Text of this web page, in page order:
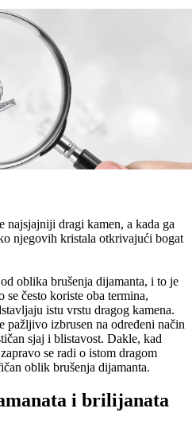
najsjajniji dragi kamen, a kada ga
njegovih kristala otkrivajući bogat
oblika brušenja dijamanta, i to je
često koriste oba termina,
istu vrstu dragog kamena.
izbrusen na određeni način
sjaj i blistavost. Dakle, kad
se radi o istom dragom
oblik brušenja dijamanta.
i brilijanata